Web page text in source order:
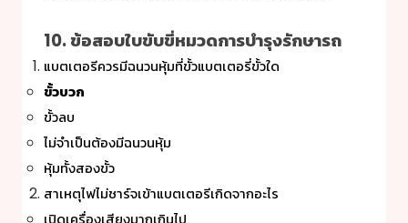
10. ข้อสอบใบขับขี่หมวดการบำรุงรักษารถ
แบตเตอรีควรมีฉนวนหุ้มที่ขั้วแบตเตอรี่ขั้วใด
ขั้วบวก
ขั้วลบ
ไม่จำเป็นต้องมีฉนวนหุ้ม
หุ้มทั้งสองขั้ว
สาเหตุไฟไม่ชาร์จเข้าแบตเตอรีเกิดจากอะไร